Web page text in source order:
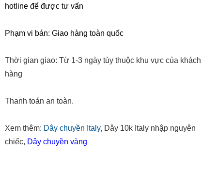
hotline để được tư vấn
Phạm vi bán: Giao hàng toàn quốc
Thời gian giao: Từ 1-3 ngày tùy thuộc khu vực của khách
hàng
Thanh toán an toàn.
Xem thêm: Dây chuyền Italy, Dây 10k Italy nhập nguyên
chiếc, Dây chuyền vàng